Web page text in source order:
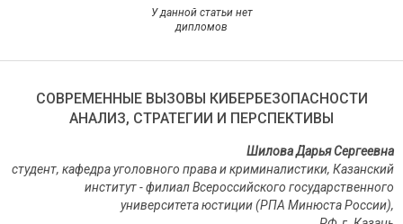
У данной статьи нет
дипломов
СОВРЕМЕННЫЕ ВЫЗОВЫ КИБЕРБЕЗОПАСНОСТИ
АНАЛИЗ, СТРАТЕГИИ И ПЕРСПЕКТИВЫ
Шилова Дарья Сергеевна
студент, кафедра уголовного права и криминалистики, Казанский
институт - филиал Всероссийского государственного
университета юстиции (РПА Минюста России),